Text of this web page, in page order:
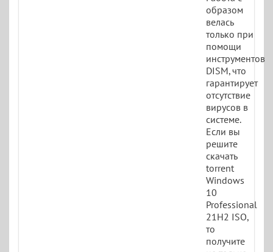
образом
велась
только при
помощи
инструментов
DISM, что
гарантирует
отсутствие
вирусов в
системе.
Если вы
решите
скачать
torrent
Windows
10
Professional
21H2 ISO,
то
получите